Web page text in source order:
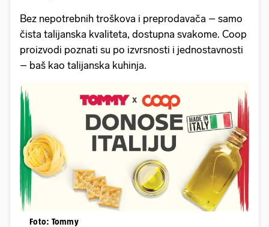
Bez nepotrebnih troškova i preprodavača – samo
čista talijanska kvaliteta, dostupna svakome. Coop
proizvodi poznati su po izvrsnosti i jednostavnosti
– baš kao talijanska kuhinja.
Foto: Tommy